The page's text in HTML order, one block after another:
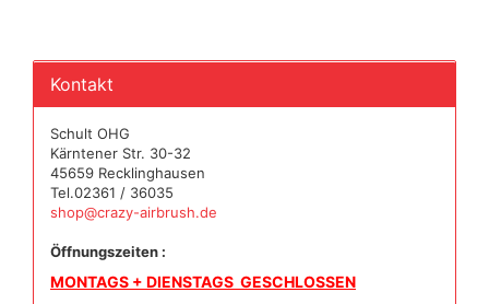
Kontakt
Schult OHG
Kärntener Str. 30-32
45659 Recklinghausen
Tel.02361 / 36035
shop@crazy-airbrush.de
Öffnungszeiten :
MONTAGS + DIENSTAGS GESCHLOSSEN